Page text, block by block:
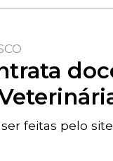
feitas pelo